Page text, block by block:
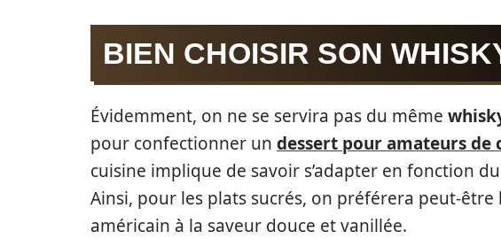
BIEN CHOISIR SON
Évidemment, on ne se servira pas du même
pour confectionner un dessert pour amateurs de
cuisine implique de savoir s’adapter en fonction
Ainsi, pour les plats sucrés, on préférera peut-être
américain à la saveur douce et vanillée.